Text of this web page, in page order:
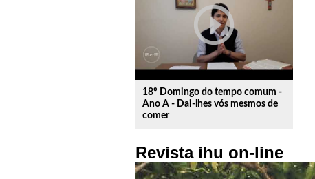
play_circle_outline
18º Domingo do tempo comum -
Ano A - Dai-lhes vós mesmos de
comer
Revista ihu on-line